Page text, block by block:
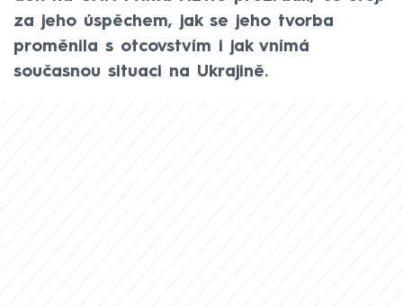
za jeho úspěchem, jak se jeho tvorba
proměnila s otcovstvím i jak vnímá
současnou situaci na Ukrajině.